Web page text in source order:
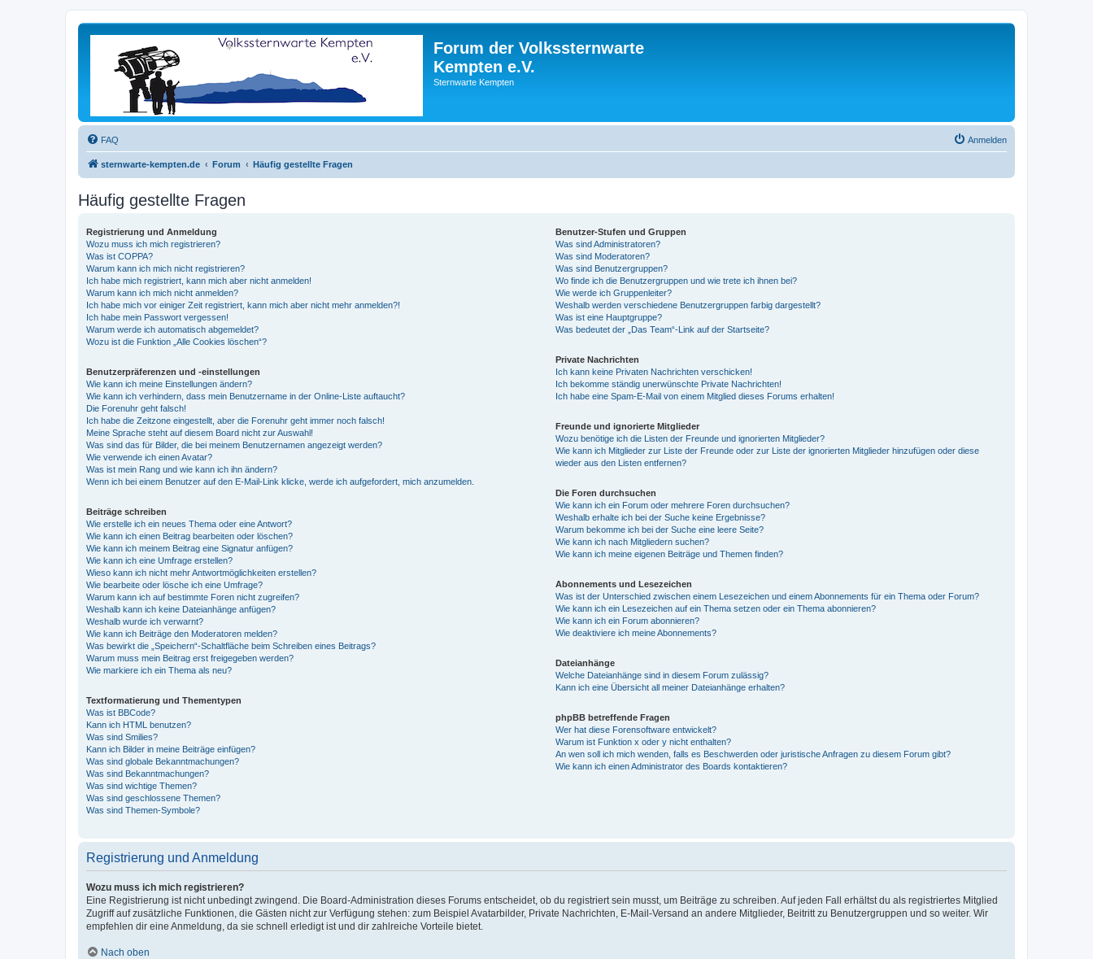
Forum der Volkssternwarte
Kempten e.V.
Sternwarte Kempten
FAQ Anmelden
sternwarte-kempten.de Forum Häufig gestellte Fragen
Häufig gestellte Fragen
Registrierung und Anmeldung
Wozu muss ich mich registrieren?
Was ist COPPA?
Warum kann ich mich nicht registrieren?
Ich habe mich registriert, kann mich aber nicht anmelden!
Warum kann ich mich nicht anmelden?
Ich habe mich vor einiger Zeit registriert, kann mich aber nicht mehr anmelden?!
Ich habe mein Passwort vergessen!
Warum werde ich automatisch abgemeldet?
Wozu ist die Funktion „Alle Cookies löschen“?
Benutzerpräferenzen und -einstellungen
Wie kann ich meine Einstellungen ändern?
Wie kann ich verhindern, dass mein Benutzername in der Online-Liste auftaucht?
Die Forenuhr geht falsch!
Ich habe die Zeitzone eingestellt, aber die Forenuhr geht immer noch falsch!
Meine Sprache steht auf diesem Board nicht zur Auswahl!
Was sind das für Bilder, die bei meinem Benutzernamen angezeigt werden?
Wie verwende ich einen Avatar?
Was ist mein Rang und wie kann ich ihn ändern?
Wenn ich bei einem Benutzer auf den E-Mail-Link klicke, werde ich aufgefordert, mich anzumelden.
Beiträge schreiben
Wie erstelle ich ein neues Thema oder eine Antwort?
Wie kann ich einen Beitrag bearbeiten oder löschen?
Wie kann ich meinem Beitrag eine Signatur anfügen?
Wie kann ich eine Umfrage erstellen?
Wieso kann ich nicht mehr Antwortmöglichkeiten erstellen?
Wie bearbeite oder lösche ich eine Umfrage?
Warum kann ich auf bestimmte Foren nicht zugreifen?
Weshalb kann ich keine Dateianhänge anfügen?
Weshalb wurde ich verwarnt?
Wie kann ich Beiträge den Moderatoren melden?
Was bewirkt die „Speichern“-Schaltfläche beim Schreiben eines Beitrags?
Warum muss mein Beitrag erst freigegeben werden?
Wie markiere ich ein Thema als neu?
Textformatierung und Thementypen
Was ist BBCode?
Kann ich HTML benutzen?
Was sind Smilies?
Kann ich Bilder in meine Beiträge einfügen?
Was sind globale Bekanntmachungen?
Was sind Bekanntmachungen?
Was sind wichtige Themen?
Was sind geschlossene Themen?
Was sind Themen-Symbole?
Benutzer-Stufen und Gruppen
Was sind Administratoren?
Was sind Moderatoren?
Was sind Benutzergruppen?
Wo finde ich die Benutzergruppen und wie trete ich ihnen bei?
Wie werde ich Gruppenleiter?
Weshalb werden verschiedene Benutzergruppen farbig dargestellt?
Was ist eine Hauptgruppe?
Was bedeutet der „Das Team“-Link auf der Startseite?
Private Nachrichten
Ich kann keine Privaten Nachrichten verschicken!
Ich bekomme ständig unerwünschte Private Nachrichten!
Ich habe eine Spam-E-Mail von einem Mitglied dieses Forums erhalten!
Freunde und ignorierte Mitglieder
Wozu benötige ich die Listen der Freunde und ignorierten Mitglieder?
Wie kann ich Mitglieder zur Liste der Freunde oder zur Liste der ignorierten Mitglieder hinzufügen oder diese
wieder aus den Listen entfernen?
Die Foren durchsuchen
Wie kann ich ein Forum oder mehrere Foren durchsuchen?
Weshalb erhalte ich bei der Suche keine Ergebnisse?
Warum bekomme ich bei der Suche eine leere Seite?
Wie kann ich nach Mitgliedern suchen?
Wie kann ich meine eigenen Beiträge und Themen finden?
Abonnements und Lesezeichen
Was ist der Unterschied zwischen einem Lesezeichen und einem Abonnements für ein Thema oder Forum?
Wie kann ich ein Lesezeichen auf ein Thema setzen oder ein Thema abonnieren?
Wie kann ich ein Forum abonnieren?
Wie deaktiviere ich meine Abonnements?
Dateianhänge
Welche Dateianhänge sind in diesem Forum zulässig?
Kann ich eine Übersicht all meiner Dateianhänge erhalten?
phpBB betreffende Fragen
Wer hat diese Forensoftware entwickelt?
Warum ist Funktion x oder y nicht enthalten?
An wen soll ich mich wenden, falls es Beschwerden oder juristische Anfragen zu diesem Forum gibt?
Wie kann ich einen Administrator des Boards kontaktieren?
Registrierung und Anmeldung
Wozu muss ich mich registrieren?
Eine Registrierung ist nicht unbedingt zwingend. Die Board-Administration dieses Forums entscheidet, ob du registriert sein musst, um Beiträge zu schreiben. Auf jeden Fall erhältst du als registriertes Mitglied
Zugriff auf zusätzliche Funktionen, die Gästen nicht zur Verfügung stehen: zum Beispiel Avatarbilder, Private Nachrichten, E-Mail-Versand an andere Mitglieder, Beitritt zu Benutzergruppen und so weiter. Wir
empfehlen dir eine Anmeldung, da sie schnell erledigt ist und dir zahlreiche Vorteile bietet.
Nach oben